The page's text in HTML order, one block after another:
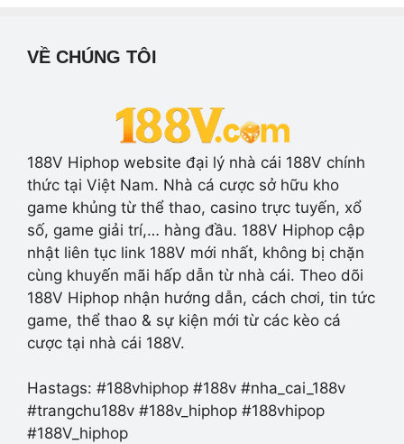
VỀ CHÚNG TÔI
188V Hiphop website đại lý nhà cái 188V chính
thức tại Việt Nam. Nhà cá cược sở hữu kho
game khủng từ thể thao, casino trực tuyến, xổ
số, game giải trí,… hàng đầu. 188V Hiphop cập
nhật liên tục link 188V mới nhất, không bị chặn
cùng khuyến mãi hấp dẫn từ nhà cái. Theo dõi
188V Hiphop nhận hướng dẫn, cách chơi, tin tức
game, thể thao & sự kiện mới từ các kèo cá
cược tại nhà cái 188V.
Hastags: #188vhiphop #188v #nha_cai_188v
#trangchu188v #188v_hiphop #188vhipop
#188V_hiphop